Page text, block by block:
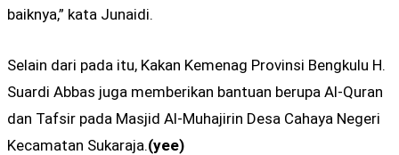
baiknya,” kata Junaidi.
Selain dari pada itu, Kakan Kemenag Provinsi Bengkulu H.
Suardi Abbas juga memberikan bantuan berupa Al-Quran
dan Tafsir pada Masjid Al-Muhajirin Desa Cahaya Negeri
Kecamatan Sukaraja.(yee)